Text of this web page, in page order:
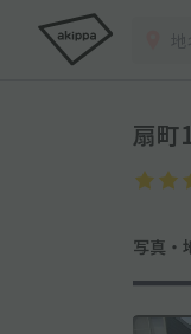
扇町
写真・